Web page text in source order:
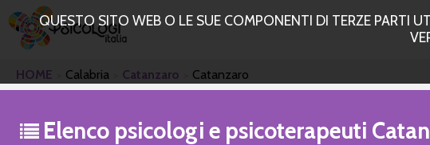
QUESTO SITO WEB O LE SUE COMPONENTI DI TERZE PARTI
HOME Calabria Catanzaro Catanzaro
Elenco psicologi e psicoterapeuti